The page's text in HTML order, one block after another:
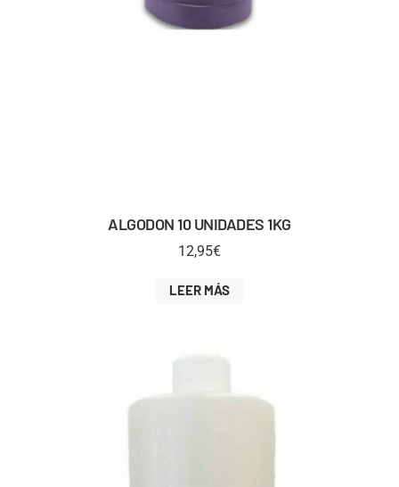
ALGODON 10 UNIDADES 1KG
12,95€
LEER MÁS